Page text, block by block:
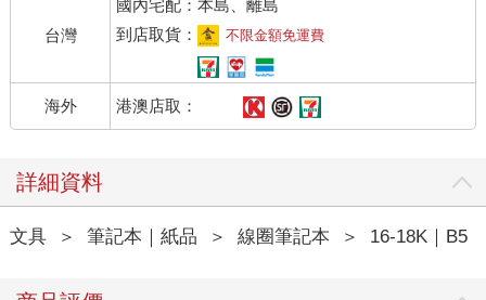
台灣
國內宅配：本島、離島
到店取貨：
不限金額免運費
海外 港澳店取：
詳細資料
文具 ＞ 筆記本｜紙品 ＞ 線圈筆記本 ＞ 16-18K｜B5